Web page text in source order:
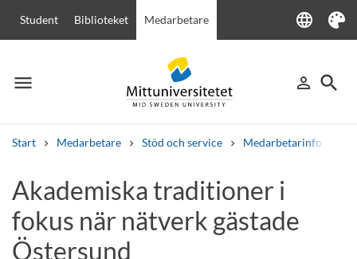
Student Biblioteket Medarbetare language
Language
Tema
menu
Meny person_outline
Logga in
search
Sök
Start Medarbetare Stöd och service Medarbetarinfo
Andra söktjänster
Kurser och program Kursplaner VälkomstbrevPersonal
Lediga jobb
Akademiska traditioner i
fokus när nätverk gästade
Östersund